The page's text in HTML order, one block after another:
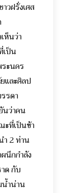
วฝรั่งเศส
ห็นว่า
เป็น
ะนคร
และศิลป
รดา
นว่าคน
ะที่เป็นข้า
ำ 2 ท่าน
นึกกำลัง
ด กับ
น้ำน่าน